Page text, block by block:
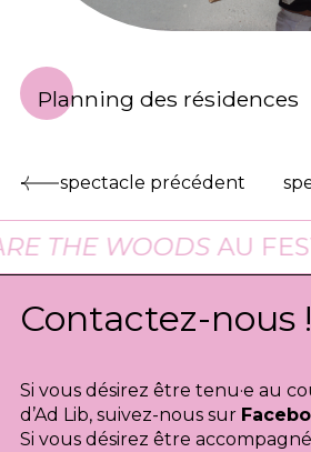
Planning des résidences
spectacle précédent
THE WOODSAU
Contactez-nous !
Si vous désirez être tenu·e au
d’Ad Lib, suivez-nous sur
Si vous désirez être